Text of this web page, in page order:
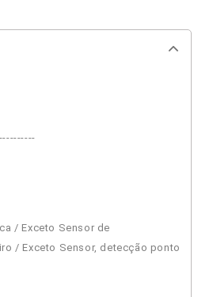
/ Exceto Sensor de
/ Exceto Sensor, detecção ponto